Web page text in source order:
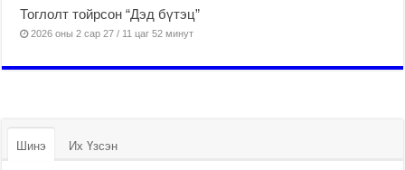
Тоглолт тойрсон “Дэд бүтэц”
2026 оны 2 сар 27 / 11 цаг 52 минут
Шинэ Их Үзсэн